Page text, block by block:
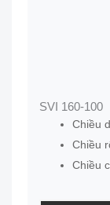
SVI 160-100
Chiều
Chiều
Chiều